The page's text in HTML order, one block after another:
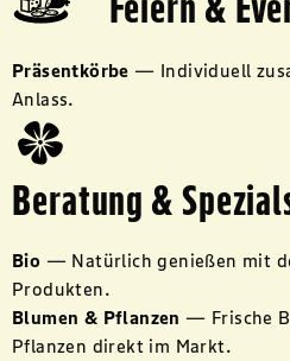
Präsentkörbe — Individuell
Anlass.
Beratung &
Bio — Natürlich genießen mit
Produkten.
Blumen & Pflanzen — Frische
Pflanzen direkt im Markt.